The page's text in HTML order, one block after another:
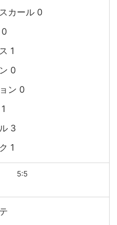
カール 0
0
1
0
ン 0
3
1
5:5